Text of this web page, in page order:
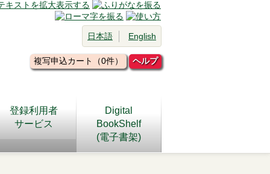
日本語 English
複写申込カート（0件） ヘルプ
登録利用者
サービス
Digital
BookShelf
(電子書架)